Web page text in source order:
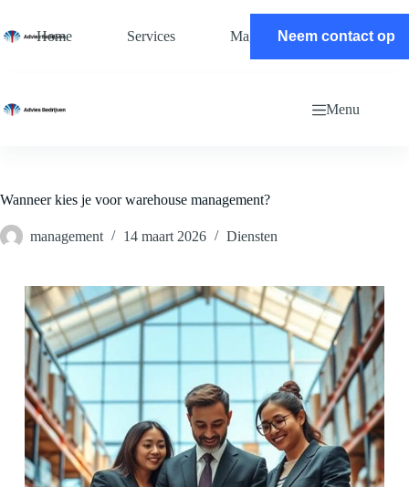
de
Home Services Magazine Contact
Neem contact op
Menu
Wanneer kies je voor warehouse management?
management 14 maart 2026 Diensten